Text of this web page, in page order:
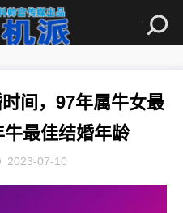
时间，97年属牛女最佳婚配年龄
间，97年属牛女最
最佳结婚年龄
2023-07-10